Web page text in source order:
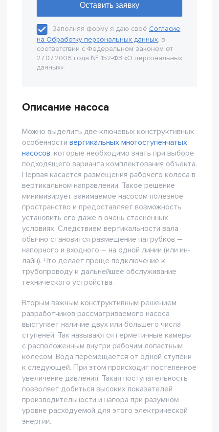
Заполняя форму я даю своё Согласие
на Обработку персональных данных, в
соответствии с Федеральном законом от
27.07.2006 года № 152-Ф3 «О персональных
данных».
Описание насоса
Можно выделить две ключевых конструктивных
особенности вертикальных многоступенчатых
насосов, которые необходимо знать при выборе
подходящего варианта комплектования объекта.
Первая касается размещения рабочего колеса в
вертикальном направлении. Такое решение
минимизирует занимаемое насосом полезное
пространство и предоставляет возможность
установить его даже в очень стесненных
условиях. Следствием вертикальности вала
обычно становится размещение патрубков –
напорного и входного – на одной линии (или ин-
лайн). Что делает проще подключение к
трубопроводу и дальнейшее обслуживание
технического устройства.
Вторым важным конструктивным решением
разработчиков рассматриваемого насоса
выступает наличие двух или большего числа
ступеней. Так называются герметичные камеры
с расположенным внутри рабочим лопастным
колесом. Вода перемещается от одной ступени
к следующей. При этом происходит постепенное
увеличение давления. Такая поступательность
позволяет добиться высоких показателей
производительности и напора при разумном
уровне расходуемой для этого электрической
энергии.